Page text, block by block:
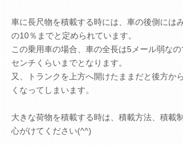
車に長尺物を積載する時には、車の後側には
の10％までと定められています。
この乗用車の場合、車の全長は5メール弱な
センチくらいまでとなります。
又、トランクを上方へ開けたままだと後方か
くなってしまいます。
大きな荷物を積載する時は、積載方法、積載
心がけてください(^^)